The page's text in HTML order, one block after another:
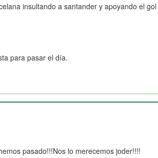
insultando a santander y apoyando el
para pasar el día.
pasado!!!Nos lo merecemos joder!!!!